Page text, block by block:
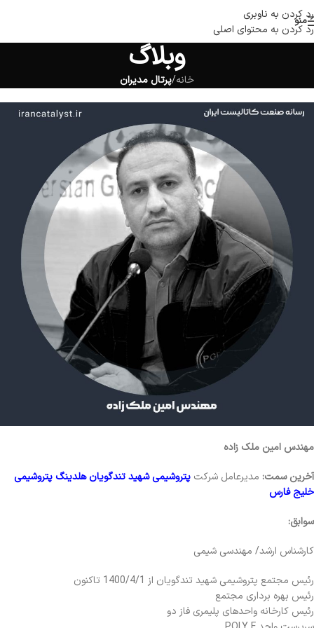
رد کردن به ناوبری
رد کردن به محتوای اصلی
منو
وبلاگ
خانه/پرتال مدیران
مهندس امین ملک زاده
آخرین سمت: مدیرعامل شرکت پتروشیمی شهید تندگویان هلدینگ پتروشیمی
خلیج فارس
سوابق:
کارشناس ارشد/ مهندسی شیمی
رئیس مجتمع پتروشیمی شهید تندگویان از 1400/4/1 تاکنون
رئیس بهره برداری مجتمع
رئیس کارخانه واحدهای پلیمری فاز دو